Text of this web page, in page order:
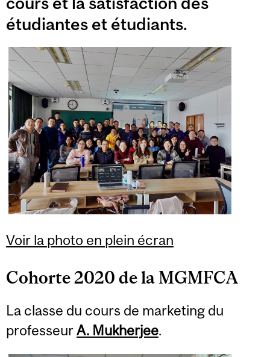
étudiantes et étudiants.
Voir la photo en plein écran
Cohorte 2020 de la MGMFCA
La classe du cours de marketing du
professeurA. Mukherjee.